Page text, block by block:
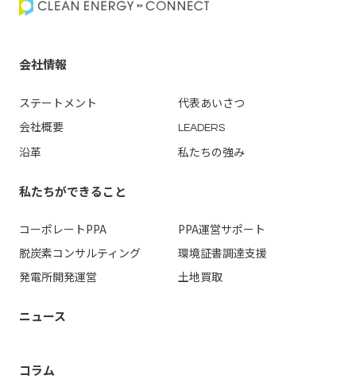
会社情報
ステートメント
代表あいさつ
会社概要
LEADERS
沿革 私たちの強み
私たちができること
コーポレートPPA PPA運営サポート
脱炭素コンサルティング
環境証書調達支援
発電所開発運営
土地買取
ニュース
コラム